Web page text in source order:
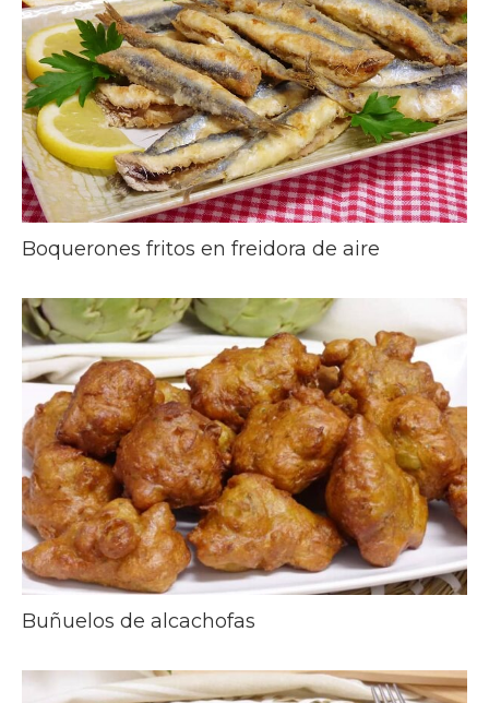
Boquerones fritos en freidora de aire
Buñuelos de alcachofas